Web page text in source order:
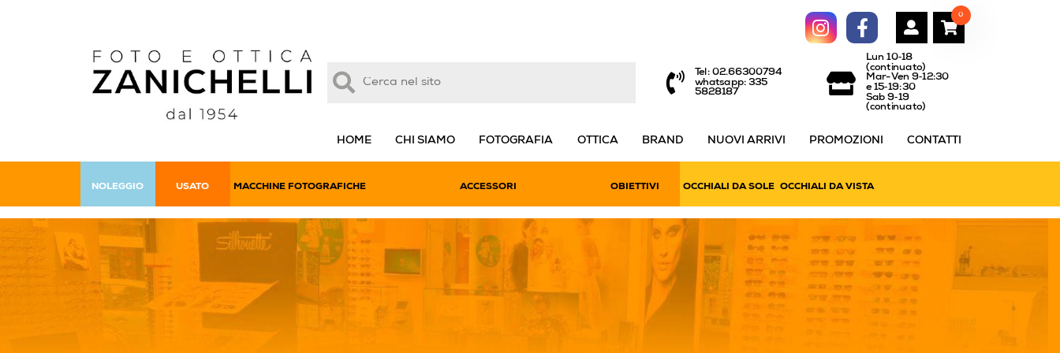
Tel: 02.66300794
whatsapp: 335
5828187
Lun 10‑18
(continuato)
Mar-Ven 9‑12:30
e 15‑19:30
Sab 9‑19
(continuato)
HOME CHI SIAMO FOTOGRAFIA OTTICA BRAND NUOVI ARRIVI PROMOZIONI CONTATTI
0
NOLEGGIO USATO MACCHINE FOTOGRAFICHE ACCESSORI OBIETTIVI OCCHIALI DA SOLE OCCHIALI DA VISTA